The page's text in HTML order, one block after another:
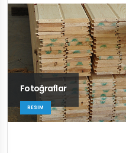
Fotoğraflar
RESIM